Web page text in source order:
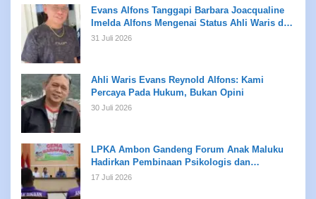
Evans Alfons Tanggapi Barbara Joacqualine
Imelda Alfons Mengenai Status Ahli Waris dan
Putusan Pengadilan
31 Juli 2026
Ahli Waris Evans Reynold Alfons: Kami
Percaya Pada Hukum, Bukan Opini
30 Juli 2026
LPKA Ambon Gandeng Forum Anak Maluku
Hadirkan Pembinaan Psikologis dan
Kreativitas bagi Anak Binaan
17 Juli 2026